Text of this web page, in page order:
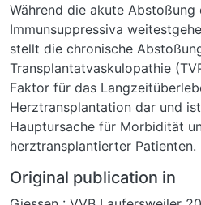
Während die akute
Immunsuppressiva
stellt die chronische
Transplantatvaskulopathie
Faktor für das
Herztransplantation dar und
Hauptursache für Morbidität
herztransplantierter Patienten.
Langzeitfolgen zu verhindern.
Original publication in